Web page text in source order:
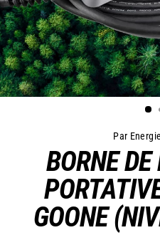
Par
BORNE
GOONE